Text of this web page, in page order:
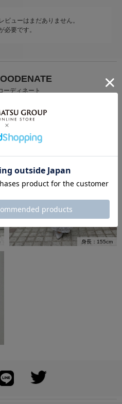
ビューはまだありません。
必要です。
ーディネート
身長：155cm